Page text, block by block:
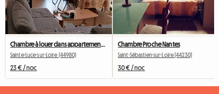
Sainte-Luce-sur-Loire (44980)
23 € / noc
Chambre Proche Nantes
Saint-Sébastien-sur-Loire (44230)
30 € / noc